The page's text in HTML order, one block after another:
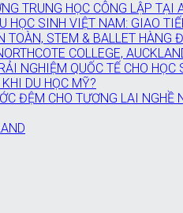
TRUNG HỌC CÔNG LẬP TẠI
SINH VIỆT NAM: GIAO
TOÀN, STEM & BALLET HÀNG
COLLEGE,
NGHIỆM QUỐC TẾ CHO HỌC
DU HỌC MỸ?
ĐỆM CHO TƯƠNG LAI NGHỀ